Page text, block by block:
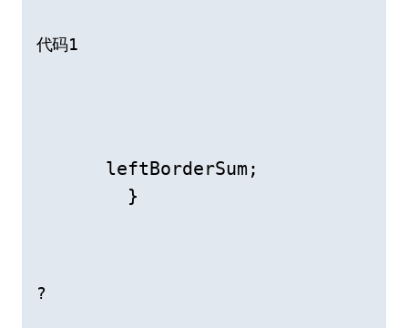
代码1
     leftBorderSum;
       }
?